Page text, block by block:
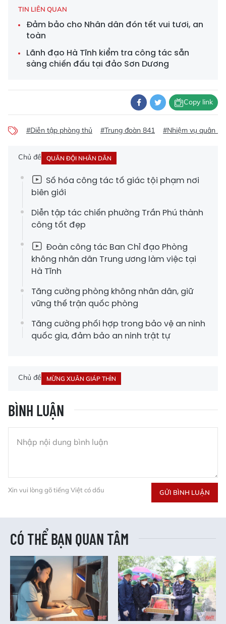
TIN LIÊN QUAN
Đảm bảo cho Nhân dân đón tết vui tươi, an
toàn
Lãnh đạo Hà Tĩnh kiểm tra công tác sẵn
sàng chiến đấu tại đảo Sơn Dương
Copy link
#Diễn tập phòng thủ #Trung đoàn 841 #Nhiệm vụ quân
Chủ đề QUÂN ĐỘI NHÂN DÂN
Số hóa công tác tố giác tội phạm nơi
biên giới
Diễn tập tác chiến phường Trần Phú thành
công tốt đẹp
Đoàn công tác Ban Chỉ đạo Phòng
không nhân dân Trung ương làm việc tại
Hà Tĩnh
Tăng cường phòng không nhân dân, giữ
vững thế trận quốc phòng
Tăng cường phối hợp trong bảo vệ an ninh
quốc gia, đảm bảo an ninh trật tự
Chủ đề MỪNG XUÂN GIÁP THÌN
BÌNH LUẬN
Xin vui lòng gõ tiếng Việt có dấu GỬI BÌNH LUẬN
CÓ THỂ BẠN QUAN TÂM